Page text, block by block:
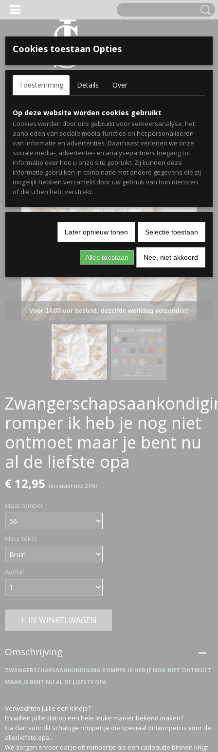
Inloggen Registreren
(0)
Home >Webshop>Zwangerschaps aankondiging rompertjes
Zwangerschapsaankondiging romper ik heb je nog niet
ontmoet maar je bent nu al de liefste opa
Voor 14:00 uur besteld, dezelfde werkdag verzonden!
romper ik heb je nog niet
ontmoet maar je bent nu
al de liefste opa
€ 12,95 (inclusief btw 21%)
Maat romper
Kleur tekst
Aantal
IN WINKELWAGEN
Omschrijving
ZWANGERSCHAPSAANKONDIGING ROMPER IK HEB JE NOG NIET ONTMOET
MAAR JE BENT NU AL DE LIEFSTE OPA
Verwachten jullie een kindje?
En willen jullie dat op een hele leuke manier bekend maken?
Ga dan voor dit schattige rompertje die speciaal ontworpen is voor de
allerliefste opa.
We zorgen ervoor dat je dit rompertje als een cadeautje binnen krijgt.
VOOR KINDEREN
OPA & OMA.
NAAM EN GEBOORTEJAAR
Cookies toestaan Opties
Toestemming Details Over
Op deze website worden cookies gebruikt
Cookies worden door ons gebruikt voor verkeersanalyse, het
aanbieden van sociale media-functies en het personaliseren
van informatie en advertenties. Daarnaast verlenen we onze
sociale media-, advertentie- en analysepartners toegang tot
informatie over hoe u onze site gebruikt. Zij kunnen deze
informatie gebruiken in combinatie met andere gegevens die zij
mogelijk hebben verzameld door uw gebruik van hun diensten
of die u hen hebt verstrekt.
Later opnieuw tonen Selectie toestaan
Alles toestaan Nee, niet akkoord